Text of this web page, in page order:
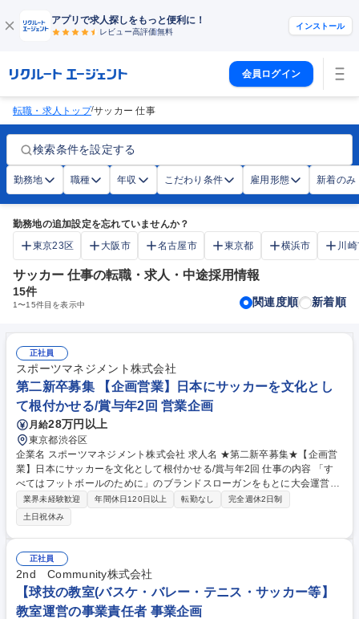
アプリで求人探しをもっと便利に！
レビュー高評価無料
インストール
会員ログイン
転職・求人トップ/サッカー 仕事
検索条件を設定する
勤務地 職種 年収 こだわり条件 雇用形態 新着のみ
勤務地の追加設定を忘れていませんか？
東京23区
大阪市 名古屋市 東京都 横浜市 川
サッカー 仕事の転職・求人・中途採用情報
15件
1〜15件目を表示中 関連度順 新着順
正社員
スポーツマネジメント株式会社
第二新卒募集 【企画営業】日本にサッカーを文化とし
て根付かせる/賞与年2回 営業企画
月給28万円以上
東京都渋谷区
企業名 スポーツマネジメント株式会社 求人名 ★第二新卒募集★【企画営
業】日本にサッカーを文化として根付かせる/賞与年2回 仕事の内容 「す
べてはフットボールのために」のブランドスローガンをもとに大会運営や
その他チームマネジメントにおけるすべての営業・サッカー界での新規サ
ービスの構築・企画・提案を行っていただきます。 【業務例】■宿泊型サ
ッカー大会の企画・集客・運営 ■サッカー合宿の手配 ■オフィシャルリー
グの事務局運営およびサッカー/フットサル大会等の運営代行 ■ユニフォー
ム/ウェア等物販販売 ■サッカーマーケットでの販促企画■企業イベント運
営 ■その他チームマネジメント、サッカー界の新規サービス全般 ※業務内
容の変更の範囲:当社業務全般 募集職種 ★第二新卒募集★【企画営業】日
本にサッカーを文化として根付かせる/賞与年2回
業界未経験歓迎 年間休日120日以上 転勤なし
完全週休2日制
土日祝休み
正社員
2nd Community株式会社
【球技の教室(バスケ・バレー・テニス・サッカー等】
教室運営の事業責任者 事業企画